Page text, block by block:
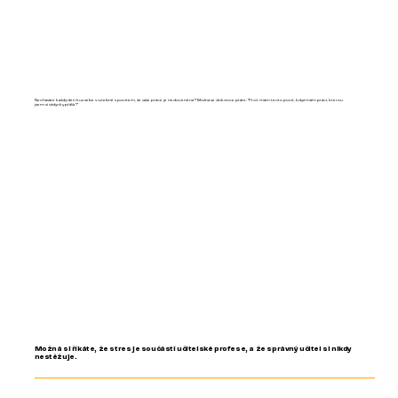
Necháváte každý den kus sebe v učebně s pocitem, že vaše práce je nedoceněná? Možná se dokonce ptáte: "Proč mám tento pocit, když mám práci, kterou
jsem si vždycky přál/a?"
Možná si říkáte, že stres je součástí učitelské profese, a že správný učitel si nikdy
nestěžuje.